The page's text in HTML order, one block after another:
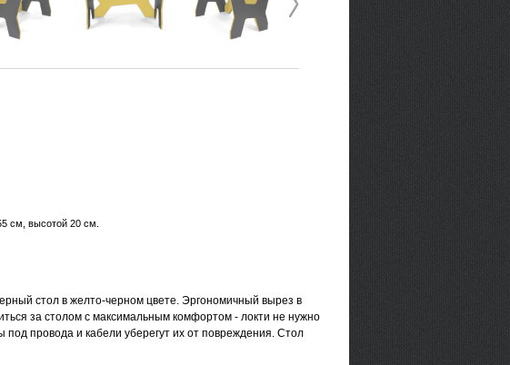
см, высотой 20 см
стол в желто-черном цвете. Эргономичный вырез в
за столом с максимальным комфортом - локти не нужно
провода и кабели уберегут их от повреждения. Стол